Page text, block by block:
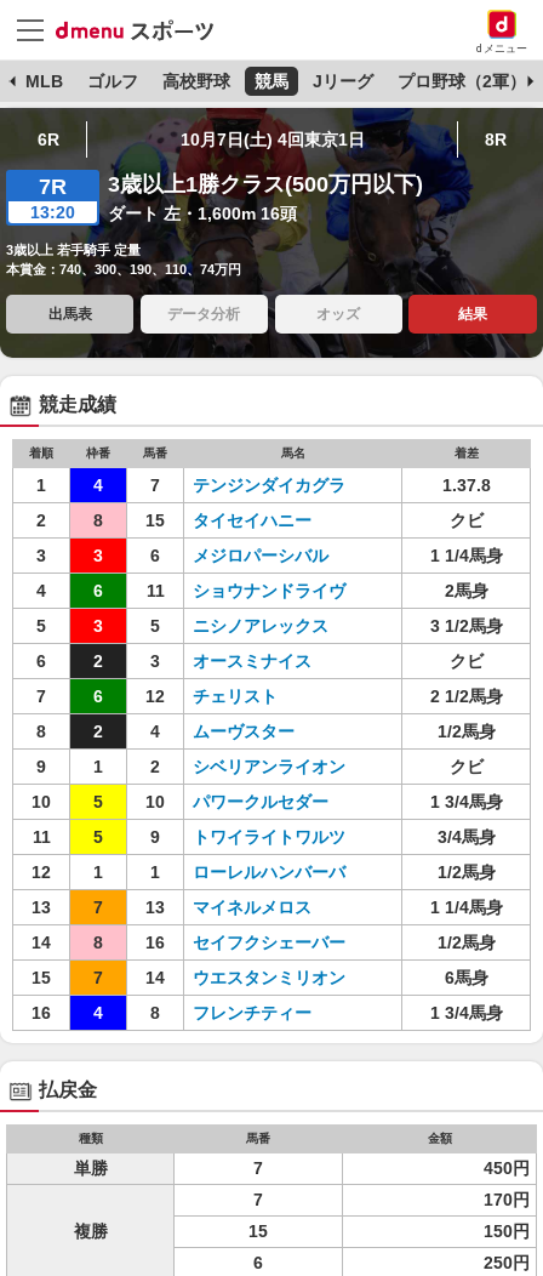
dメニュー
MLB ゴルフ 高校野球 競馬 Jリーグ プロ野球（2軍）
6R 10月7日(土) 4回東京1日 8R
7R
13:20
3歳以上1勝クラス(500万円以下)
ダート 左・1,600m 16頭
3歳以上 若手騎手 定量
本賞金：740、300、190、110、74万円
出馬表 データ分析 オッズ 結果
競走成績
着順 枠番 馬番 馬名 着差
1 4 7 テンジンダイカグラ
1.37.8
2
8 15 タイセイハニー
クビ
3
3 6 メジロパーシバル
1 1/4馬身
4
6 11 ショウナンドライヴ
2馬身
5
3 5 ニシノアレックス
3 1/2馬身
6
2 3 オースミナイス
クビ
7
6 12 チェリスト
2 1/2馬身
8
2 4 ムーヴスター
1/2馬身
9
1 2 シベリアンライオン
クビ
10
5 10 パワークルセダー
1 3/4馬身
11
5 9 トワイライトワルツ
3/4馬身
12
1 1 ローレルハンバーバ
1/2馬身
13
7 13 マイネルメロス
1 1/4馬身
14
8 16 セイフクシェーバー
1/2馬身
15
7 14 ウエスタンミリオン
6馬身
16
4 8 フレンチティー 1 3/4馬身
払戻金
種類 馬番 金額
単勝 7 450円
複勝
7
170円
15
150円
6
250円